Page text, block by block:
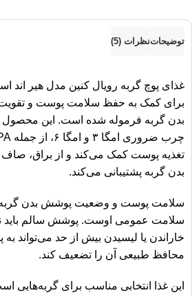
توضیحاتنظرات (5)
برای کمک به حفظ سلامت پوست و
بدن گربه فرموله شده است. این محصول
تغذیه پوست کمک می‌کند و از براق،
بدن گربه پشتیبانی می‌کند.
سلامت پوست و وضعیت پوشش بدن گربه،
سلامت عمومی اوست. پوشش سالم باید
خاراندن یا لیسیدن بیش از حد می‌تواند
محافظ طبیعی آن را تضعیف کند.
این غذا انتخابی مناسب برای